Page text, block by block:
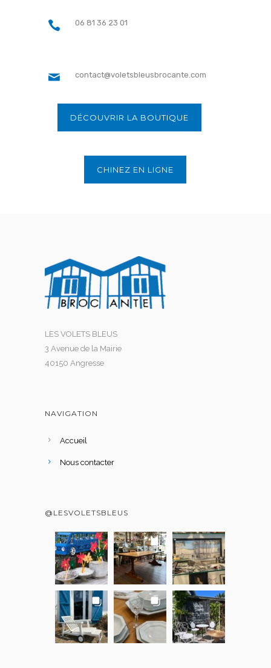
06 81 36 23 01
contact@voletsbleusbrocante.com
DÉCOUVRIR LA BOUTIQUE
CHINEZ EN LIGNE
LES VOLETS BLEUS
3 Avenue de la Mairie
40150 Angresse
NAVIGATION
Accueil
Nous contacter
@LESVOLETSBLEUS